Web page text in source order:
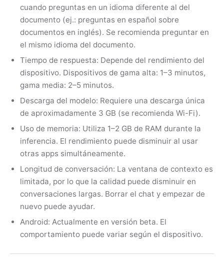
cuando preguntas en un idioma diferente al del
documento (ej.: preguntas en español sobre
documentos en inglés). Se recomienda preguntar en
el mismo idioma del documento.
Tiempo de respuesta: Depende del rendimiento del
dispositivo. Dispositivos de gama alta: 1–3 minutos,
gama media: 2–5 minutos.
Descarga del modelo: Requiere una descarga única
de aproximadamente 3 GB (se recomienda Wi-Fi).
Uso de memoria: Utiliza 1–2 GB de RAM durante la
inferencia. El rendimiento puede disminuir al usar
otras apps simultáneamente.
Longitud de conversación: La ventana de contexto es
limitada, por lo que la calidad puede disminuir en
conversaciones largas. Borrar el chat y empezar de
nuevo puede ayudar.
Android: Actualmente en versión beta. El
comportamiento puede variar según el dispositivo.